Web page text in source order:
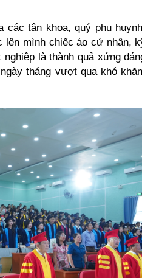
các tân khoa, quý phụ
lên mình chiếc áo cử nhân,
là thành quả xứng
tháng vượt qua khó